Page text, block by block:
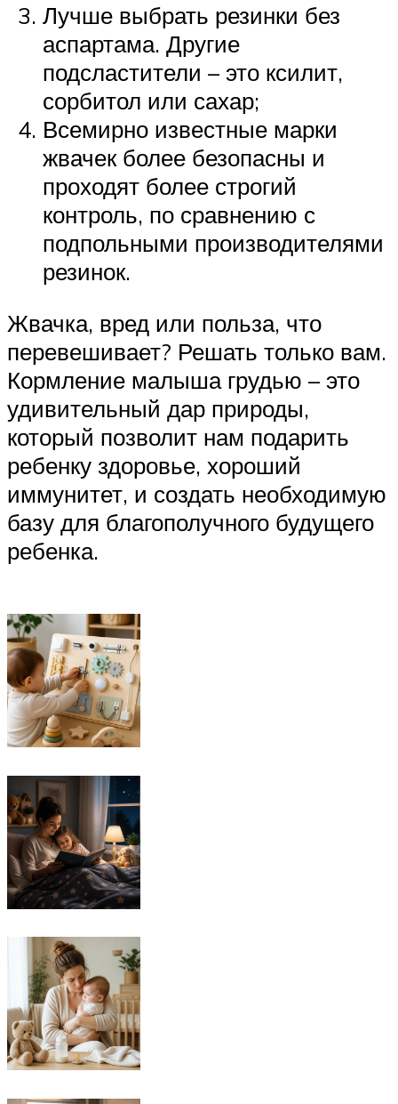
Лучше выбрать резинки без
аспартама. Другие
подсластители – это ксилит,
сорбитол или сахар;
Всемирно известные марки
жвачек более безопасны и
проходят более строгий
контроль, по сравнению с
подпольными производителями
резинок.
Жвачка, вред или польза, что
перевешивает? Решать только вам.
Кормление малыша грудью – это
удивительный дар природы,
который позволит нам подарить
ребенку здоровье, хороший
иммунитет, и создать необходимую
базу для благополучного будущего
ребенка.